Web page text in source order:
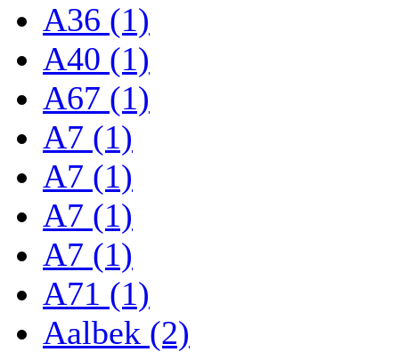
A36 (1)
A40 (1)
A67 (1)
A7 (1)
A7 (1)
A7 (1)
A7 (1)
A71 (1)
Aalbek (2)